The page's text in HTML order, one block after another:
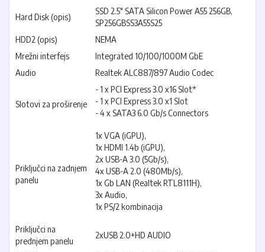
Hard Disk (opis)
SSD 2.5" SATA Silicon Power A55 256GB,
SP256GBSS3A55S25
HDD2 (opis)
NEMA
Mrežni interfejs
Integrated 10/100/1000M GbE
Audio
Realtek ALC887/897 Audio Codec
Slotovi za proširenje
- 1 x PCI Express 3.0 x16 Slot*
- 1 x PCI Express 3.0 x1 Slot
- 4 x SATA3 6.0 Gb/s Connectors
Priključci na zadnjem
panelu
1x VGA (iGPU),
1x HDMI 1.4b (iGPU),
2x USB-A 3.0 (5Gb/s),
4x USB-A 2.0 (480Mb/s),
1x Gb LAN (Realtek RTL8111H),
3x Audio,
1x PS/2 kombinacija
Priključci na
prednjem panelu
2xUSB 2.0+HD AUDIO